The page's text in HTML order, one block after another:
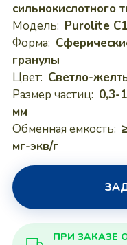
сильнокислотного
Модель: Purolite
Форма:
гранулы
Цвет: Светло-
Размер частиц: 0,3-
мм
Обменная емкость:
мг-экв/г
ПРИ ЗАКАЗЕ